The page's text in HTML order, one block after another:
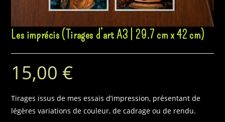
Les imprécis (Tirages d’art A3 | 29.7 cm x 42 cm)
15,00 €
Tirages issus de mes essais d’impression, présentant de
légères variations de couleur, de cadrage ou de rendu.